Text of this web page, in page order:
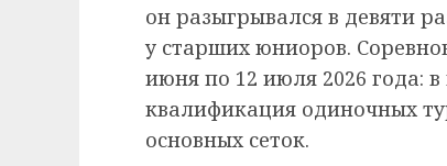
он разыгрывался в девяти
у старших юниоров.
июня по 12 июля 2026 года:
квалификация одиночных
основных сеток.